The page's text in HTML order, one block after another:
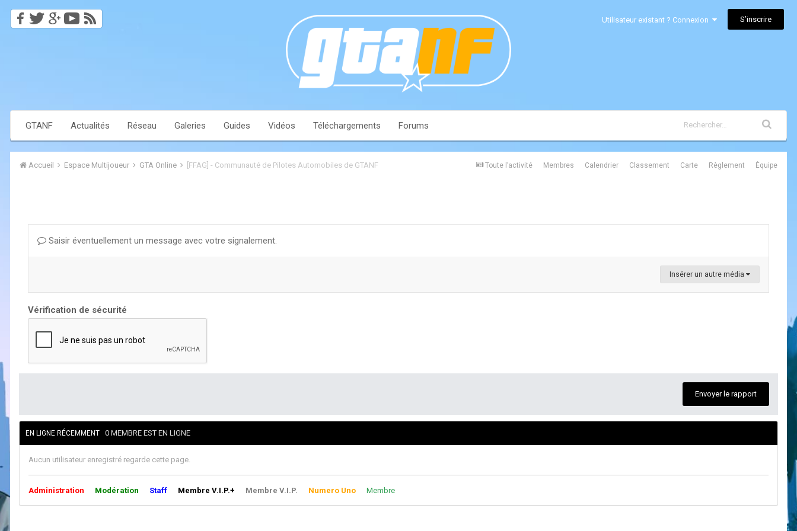
Utilisateur existant ? Connexion S’inscrire
GTANF Actualités Réseau Galeries Guides Vidéos Téléchargements Forums
Toute l’activité Membres Calendrier Classement Carte Règlement Équipe
Accueil Espace Multijoueur GTA Online [FFAG] - Communauté de Pilotes Automobiles de GTANF
Saisir éventuellement un message avec votre signalement.
Insérer un autre média
Vérification de sécurité
Envoyer le rapport
EN LIGNE RÉCEMMENT 0 MEMBRE EST EN LIGNE
Aucun utilisateur enregistré regarde cette page.
Administration Modération Staff Membre V.I.P.+ Membre V.I.P. Numero Uno Membre